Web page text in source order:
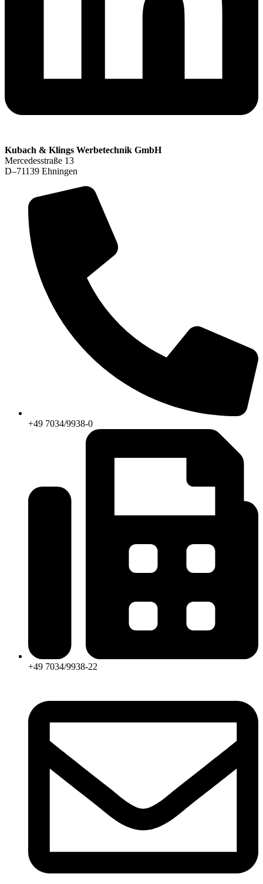
Kubach & Klings Werbetechnik GmbH
Mercedesstraße 13
D–71139 Ehningen
+49 7034/9938-0
+49 7034/9938-22